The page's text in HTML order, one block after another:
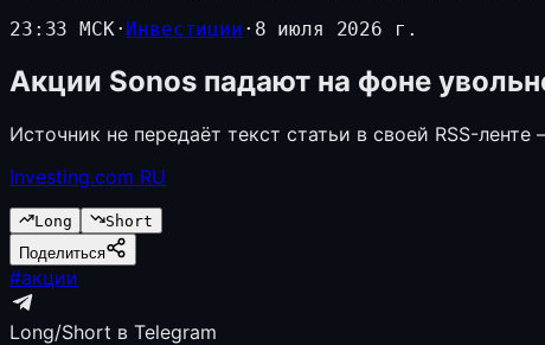
23:33 МСК· Инвестиции · 8 июля 2026 г.
Акции Sonos падают на фоне
Источник не передаёт текст статьи в своей RSS-
Investing.com RU
Long
Short
Поделиться
#акции
Long/Short в Telegram